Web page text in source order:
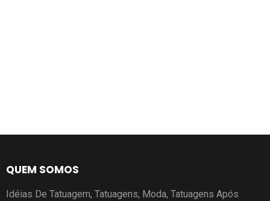
QUEM SOMOS
Idéias De Tatuagem, Tatuagens, Moda, Tatuagens Após